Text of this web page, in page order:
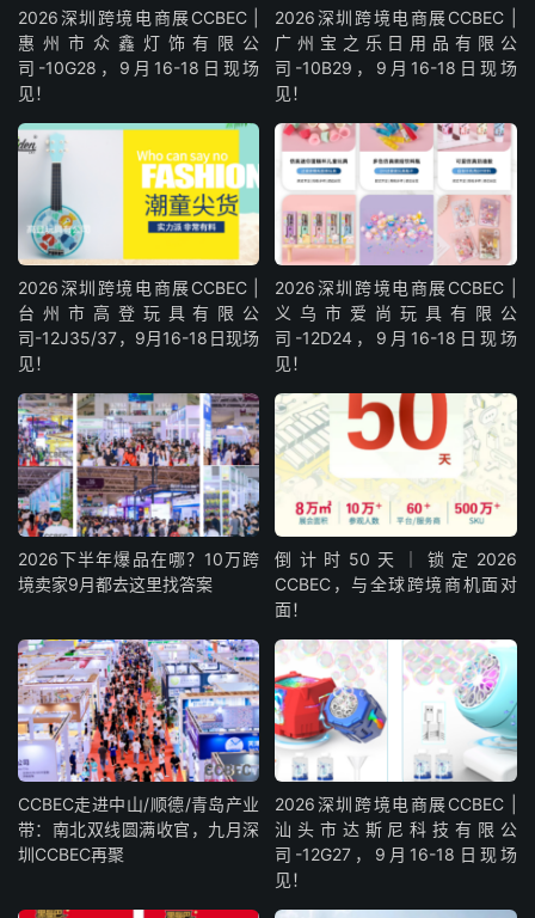
2026深圳跨境电商展CCBEC |
惠州市众鑫灯饰有限公
司-10G28，9月16-18日现场
见！
2026深圳跨境电商展CCBEC |
广州宝之乐日用品有限公
司-10B29，9月16-18日现场
见！
2026深圳跨境电商展CCBEC |
台州市高登玩具有限公
司-12J35/37，9月16-18日现场
见！
2026深圳跨境电商展CCBEC |
义乌市爱尚玩具有限公
司-12D24，9月16-18日现场
见！
2026下半年爆品在哪？10万跨
境卖家9月都去这里找答案
倒计时50天｜锁定2026
CCBEC，与全球跨境商机面对
面！
CCBEC走进中山/顺德/青岛产业
带：南北双线圆满收官，九月深
圳CCBEC再聚
2026深圳跨境电商展CCBEC |
汕头市达斯尼科技有限公
司-12G27，9月16-18日现场
见！